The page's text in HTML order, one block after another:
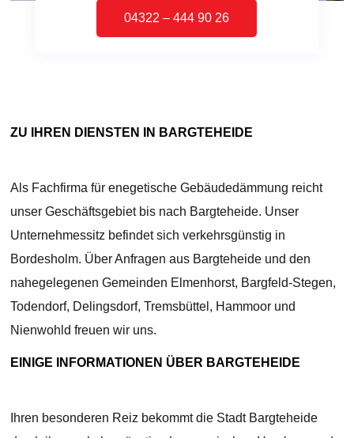
04322 – 444 90 26
ZU IHREN DIENSTEN IN BARGTEHEIDE
Als Fachfirma für enegetische Gebäudedämmung reicht
unser Geschäftsgebiet bis nach Bargteheide. Unser
Unternehmessitz befindet sich verkehrsgünstig in
Bordesholm. Über Anfragen aus Bargteheide und den
nahegelegenen Gemeinden Elmenhorst, Bargfeld-Stegen,
Todendorf, Delingsdorf, Tremsbüttel, Hammoor und
Nienwohld freuen wir uns.
EINIGE INFORMATIONEN ÜBER BARGTEHEIDE
Ihren besonderen Reiz bekommt die Stadt Bargteheide